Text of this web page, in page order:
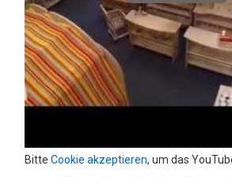
Bitte Cookie akzeptieren, um das